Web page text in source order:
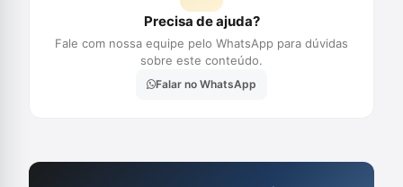
Precisa de ajuda?
Fale com nossa equipe pelo WhatsApp para dúvidas
sobre este conteúdo.
Falar no WhatsApp